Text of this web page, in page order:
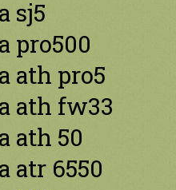
sj5
pro500
ath pro5
ath fw33
ath 50
atr 6550